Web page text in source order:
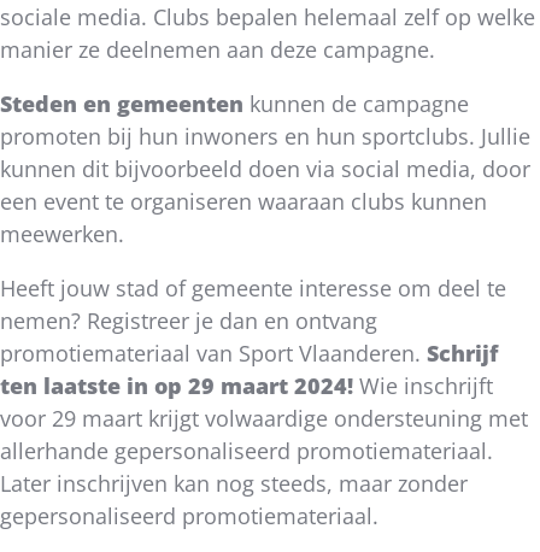
sociale media. Clubs bepalen helemaal zelf op welke
manier ze deelnemen aan deze campagne.
Steden en gemeenten kunnen de campagne
promoten bij hun inwoners en hun sportclubs. Jullie
kunnen dit bijvoorbeeld doen via social media, door
een event te organiseren waaraan clubs kunnen
meewerken.
Heeft jouw stad of gemeente interesse om deel te
nemen? Registreer je dan en ontvang
promotiemateriaal van Sport Vlaanderen. Schrijf
ten laatste in op 29 maart 2024! Wie inschrijft
voor 29 maart krijgt volwaardige ondersteuning met
allerhande gepersonaliseerd promotiemateriaal.
Later inschrijven kan nog steeds, maar zonder
gepersonaliseerd promotiemateriaal.